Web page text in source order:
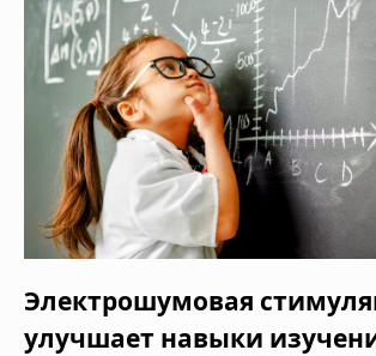
Электрошумовая
улучшает навыки